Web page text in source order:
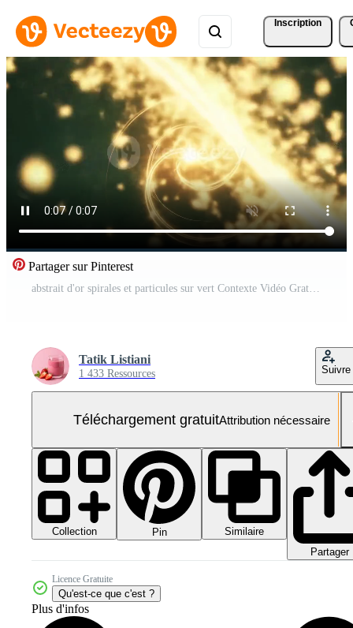
Inscription
Partager sur Pinterest
abstrait d'or spirales et particules sur vert Contexte Vidéo Gratuite
Tatik Listiani
1 433 Ressources Suivre
Téléchargement gratuitAttribution nécessaire
Collection Pin
Similaire
Partager
Licence Gratuite
Qu'est-ce que c'est ?
Plus d'infos